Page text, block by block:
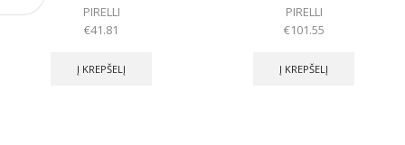
PIRELLI
€41.81
Į KREPŠELĮ
PIRELLI
€101.55
Į KREPŠELĮ